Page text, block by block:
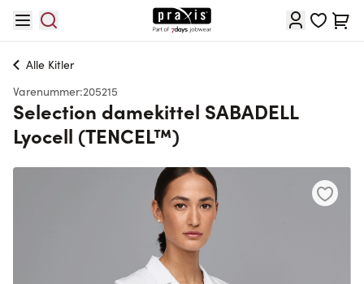
Cart
Alle Kitler
Varenummer:205215
Selection damekittel SABADELL
Lyocell (TENCEL™)